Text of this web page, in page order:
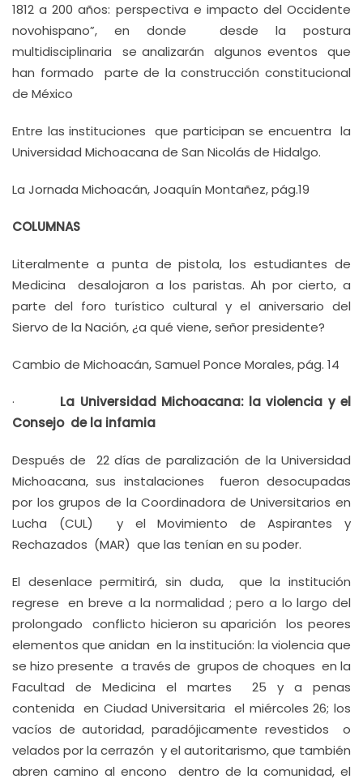
1812 a 200 años: perspectiva e impacto del Occidente
novohispano”, en donde desde la postura
multidisciplinaria se analizarán algunos eventos que
han formado parte de la construcción constitucional
de México
Entre las instituciones que participan se encuentra la
Universidad Michoacana de San Nicolás de Hidalgo.
La Jornada Michoacán, Joaquín Montañez, pág.19
COLUMNAS
Literalmente a punta de pistola, los estudiantes de
Medicina desalojaron a los paristas. Ah por cierto, a
parte del foro turístico cultural y el aniversario del
Siervo de la Nación, ¿a qué viene, señor presidente?
Cambio de Michoacán, Samuel Ponce Morales, pág. 14
· La Universidad Michoacana: la violencia y el
Consejo de la infamia
Después de 22 días de paralización de la Universidad
Michoacana, sus instalaciones fueron desocupadas
por los grupos de la Coordinadora de Universitarios en
Lucha (CUL) y el Movimiento de Aspirantes y
Rechazados (MAR) que las tenían en su poder.
El desenlace permitirá, sin duda, que la institución
regrese en breve a la normalidad ; pero a lo largo del
prolongado conflicto hicieron su aparición los peores
elementos que anidan en la institución: la violencia que
se hizo presente a través de grupos de choques en la
Facultad de Medicina el martes 25 y a penas
contenida en Ciudad Universitaria el miércoles 26; los
vacíos de autoridad, paradójicamente revestidos o
velados por la cerrazón y el autoritarismo, que también
abren camino al encono dentro de la comunidad, el